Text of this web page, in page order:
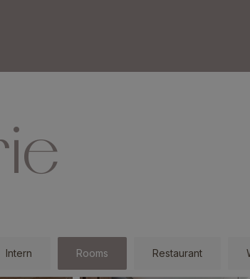
Intern Rooms Restaurant